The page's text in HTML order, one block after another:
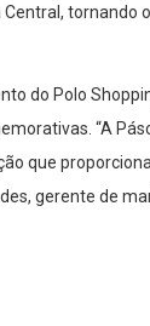
tornando
do Polo
“A
que
gerente de